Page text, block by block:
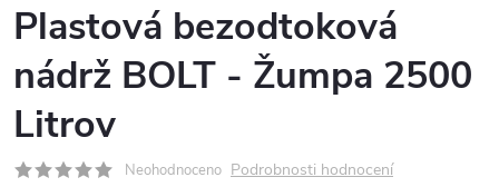
Plastová bezodtoková
nádrž BOLT - Žumpa 2500
Litrov
Neohodnoceno Podrobnosti hodnocení